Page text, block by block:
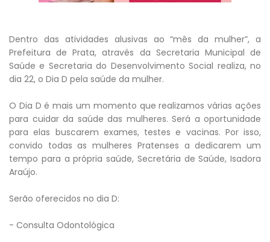
Dentro das atividades alusivas ao “mês da mulher”, a
Prefeitura de Prata, através da Secretaria Municipal de
Saúde e Secretaria do Desenvolvimento Social realiza, no
dia 22, o Dia D pela saúde da mulher.
O Dia D é mais um momento que realizamos várias ações
para cuidar da saúde das mulheres. Será a oportunidade
para elas buscarem exames, testes e vacinas. Por isso,
convido todas as mulheres Pratenses a dedicarem um
tempo para a própria saúde, Secretária de Saúde, Isadora
Araújo.
Serão oferecidos no dia D:
- Consulta Odontológica